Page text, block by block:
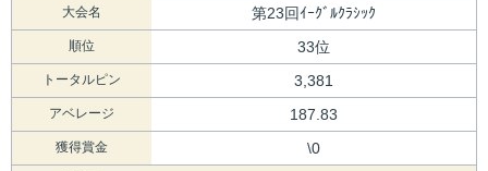
大会名 第23回ｲｰｸﾞﾙｸﾗｼｯｸ
順位 33位
トータルピン 3,381
アベレージ 187.83
獲得賞金 \0